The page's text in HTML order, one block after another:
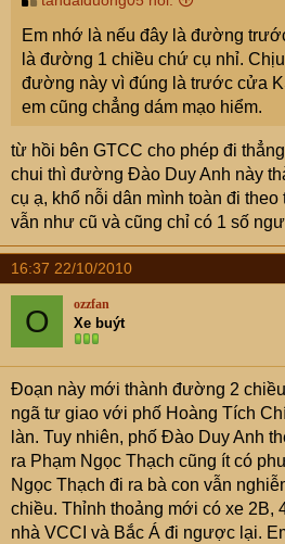
Em nhớ là nếu đây là đường
là đường 1 chiều chứ cụ nhỉ.
đường này vì đúng là trước cửa
em cũng chẳng dám mạo hiểm.
từ hồi bên GTCC cho phép đi
chui thì đường Đào Duy Anh này
cụ ạ, khổ nỗi dân mình toàn đi
vẫn như cũ và cũng chỉ có 1 số
16:37 22/10/2010
O ozzfan
Xe buýt
Đoạn này mới thành đường 2
ngã tư giao với phố Hoàng Tích
làn. Tuy nhiên, phố Đào Duy Anh
ra Phạm Ngọc Thạch cũng ít có
Ngọc Thạch đi ra bà con vẫn
chiều. Thỉnh thoảng mới có xe 2B,
nhà VCCI và Bắc Á đi ngược lại.